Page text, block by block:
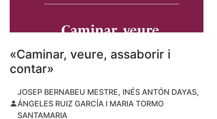
«Caminar, veure, assaborir i
contar»
JOSEP BERNABEU MESTRE, INÉS ANTÓN DAYAS,
ÁNGELES RUIZ GARCÍA I MARIA TORMO
SANTAMARIA